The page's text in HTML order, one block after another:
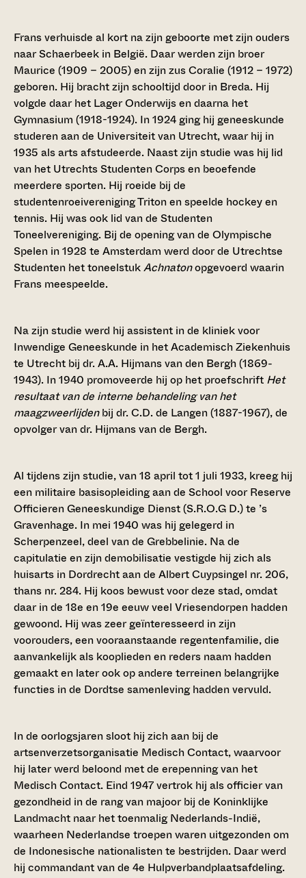
Frans verhuisde al kort na zijn geboorte met zijn ouders
naar Schaerbeek in België. Daar werden zijn broer
Maurice (1909 – 2005) en zijn zus Coralie (1912 – 1972)
geboren. Hij bracht zijn schooltijd door in Breda. Hij
volgde daar het Lager Onderwijs en daarna het
Gymnasium (1918-1924). In 1924 ging hij geneeskunde
studeren aan de Universiteit van Utrecht, waar hij in
1935 als arts afstudeerde. Naast zijn studie was hij lid
van het Utrechts Studenten Corps en beoefende
meerdere sporten. Hij roeide bij de
studentenroeivereniging Triton en speelde hockey en
tennis. Hij was ook lid van de Studenten
Toneelvereniging. Bij de opening van de Olympische
Spelen in 1928 te Amsterdam werd door de Utrechtse
Studenten het toneelstukAchnatonopgevoerd waarin
Frans meespeelde.
Na zijn studie werd hij assistent in de kliniek voor
Inwendige Geneeskunde in het Academisch Ziekenhuis
te Utrecht bij dr. A.A. Hijmans van den Bergh (1869-
1943). In 1940 promoveerde hij op het proefschrift Het
resultaat van de interne behandeling van het
maagzweerlijdenbij dr. C.D. de Langen (1887-1967), de
opvolger van dr. Hijmans van de Bergh.
Al tijdens zijn studie, van 18 april tot 1 juli 1933, kreeg hij
een militaire basisopleiding aan de School voor Reserve
Officieren Geneeskundige Dienst (S.R.O.G D.) te ’s
Gravenhage. In mei 1940 was hij gelegerd in
Scherpenzeel, deel van de Grebbelinie. Na de
capitulatie en zijn demobilisatie vestigde hij zich als
huisarts in Dordrecht aan de Albert Cuypsingel nr. 206,
thans nr. 284. Hij koos bewust voor deze stad, omdat
daar in de 18e en 19e eeuw veel Vriesendorpen hadden
gewoond. Hij was zeer geïnteresseerd in zijn
voorouders, een vooraanstaande regentenfamilie, die
aanvankelijk als kooplieden en reders naam hadden
gemaakt en later ook op andere terreinen belangrijke
functies in de Dordtse samenleving hadden vervuld.
In de oorlogsjaren sloot hij zich aan bij de
artsenverzetsorganisatie Medisch Contact, waarvoor
hij later werd beloond met de erepenning van het
Medisch Contact. Eind 1947 vertrok hij als officier van
gezondheid in de rang van majoor bij de Koninklijke
Landmacht naar het toenmalig Nederlands-Indië,
waarheen Nederlandse troepen waren uitgezonden om
de Indonesische nationalisten te bestrijden. Daar werd
hij commandant van de 4e Hulpverbandplaatsafdeling.